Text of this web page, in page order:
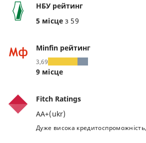
НБУ рейтинг
5 місцез 59
Minfin рейтинг
3,69
9 місце
Fitch Ratings
AA+(ukr)
Дуже висока